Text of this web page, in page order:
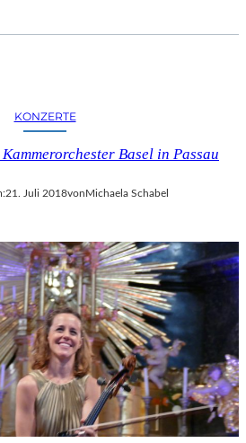
KONZERTE
Basel in Passau
21. Juli 2018vonMichaela Schabel